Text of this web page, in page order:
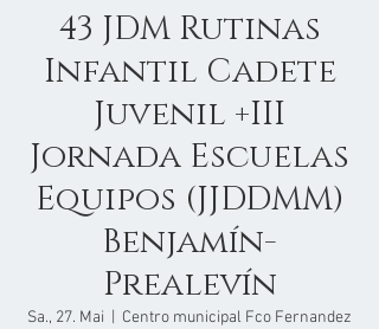
43 JDM Rutinas
Infantil Cadete
Juvenil +III
Jornada Escuelas
Equipos (JJDDMM)
Benjamín-
Prealevín
Sa., 27. Mai
Centro municipal Fco Fernandez